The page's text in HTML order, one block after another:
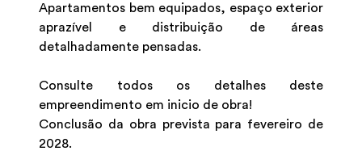
Apartamentos bem equipados, espaço exterior
aprazível e distribuição de áreas
detalhadamente pensadas.
Consulte todos os detalhes deste
empreendimento em inicio de obra!
Conclusão da obra prevista para fevereiro de
2028.